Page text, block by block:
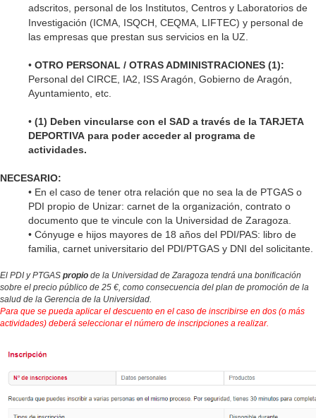
adscritos, personal de los Institutos, Centros y Laboratorios de
Investigación (ICMA, ISQCH, CEQMA, LIFTEC) y personal de
las empresas que prestan sus servicios en la UZ.
• OTRO PERSONAL / OTRAS ADMINISTRACIONES (1):
Personal del CIRCE, IA2, ISS Aragón, Gobierno de Aragón,
Ayuntamiento, etc.
• (1) Deben vincularse con el SAD a través de la TARJETA
DEPORTIVA para poder acceder al programa de
actividades.
NECESARIO:
• En el caso de tener otra relación que no sea la de PTGAS o
PDI propio de Unizar: carnet de la organización, contrato o
documento que te vincule con la Universidad de Zaragoza
• Cónyuge e hijos mayores de 18 años del PDI/PAS: libro de
familia, carnet universitario del PDI/PTGAS y DNI del solicitante.
El PDI y PTGAS propio de la Universidad de Zaragoza tendrá una bonificación
sobre el precio público de 25 €, como consecuencia del plan de promoción de la
salud de la Gerencia de la Universidad.
Para que se pueda aplicar el descuento en el caso de inscribirse en dos (o más
actividades) deberá seleccionar el número de inscripciones a realizar.